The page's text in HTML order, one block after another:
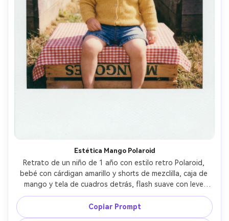
Estética Mango Polaroid
Retrato de un niño de 1 año con estilo retro Polaroid,
bebé con cárdigan amarillo y shorts de mezclilla, caja de
mango y tela de cuadros detrás, flash suave con leve
viñeta, Sony A7C II, 35mm f/2, composición centrada,
grano de película sutil, fotorrealista, ambiente veraniego
nostálgico --ar 4:5
Copiar Prompt